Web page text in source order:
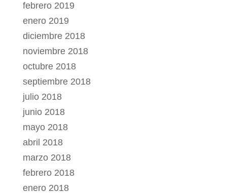
febrero 2019
enero 2019
diciembre 2018
noviembre 2018
octubre 2018
septiembre 2018
julio 2018
junio 2018
mayo 2018
abril 2018
marzo 2018
febrero 2018
enero 2018